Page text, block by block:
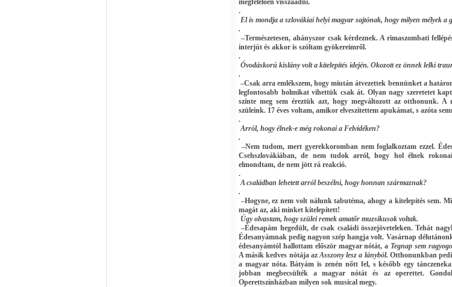
megfelelően visszaadni.
.
El is mondja a szlovákiai helyi magyar sajtónak, hogy milyen mélyek a
.
–Természetesen, ahányszor csak kérdeznek. A rimaszombati
interjút és akkor is szóltam gyökereimről.
.
Óvodáskorú kislány volt a kitelepítés idején. Okozott ez önnek lelki
.
–Csak arra emlékszem, hogy miután átvezettek bennünket a
legfontosabb holmikat vihettük csak át. Olyan nagy szeretetet
szinte meg sem éreztük azt, hogy megváltozott az otthonunk.
szüleink. 17 éves voltam, amikor elveszítettem apukámat, s azóta
.
Arról, hogy élnek-e még rokonai a Felvidéken?
.
–Nem tudom, mert gyerekkoromban nem foglalkoztam ezzel.
Csehszlovákiában, de nem tudok arról, hogy hol élnek
elmondtam, de nem jött rá reakció.
.
A családban lehetett arról beszélni, hogy honnan származnak?
.
–Hogyne, ez nem volt nálunk tabutéma, ahogy a kitelepítés sem.
magát az, aki minket kitelepített!
Úgy olvastam, hogy szülei remek amatőr muzsikusok voltak.
–Édesapám hegedült, de csak családi összejöveteleken. Tehát
Édesanyámnak pedig nagyon szép hangja volt. Vasárnap
édesanyámtól hallottam először magyar nótát, a Tegnap sem
A másik kedves nótája azAsszony lesz a lányból. Otthonunkban
a magyar nóta. Bátyám is zenén nőtt fel, s később egy
jobban megbecsülték a magyar nótát és az operettet.
Operettszínházban milyen sok musical megy.